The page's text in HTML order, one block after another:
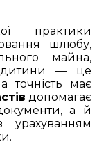
практики
шлюбу,
майна,
дитини — це
точність має
допомагає
а й
урахуванням